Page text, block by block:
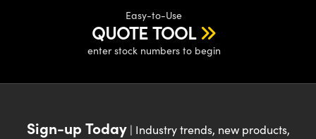
Easy-to-Use
QUOTE TOOL
enter stock numbers to begin
Sign-up Today| Industry trends, new products,